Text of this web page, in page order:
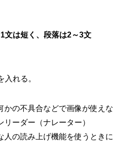
1文は短く、段落は2～3文
れる。
の不具合などで画像が使えな
ーダー（ナレーター）
の読み上げ機能を使うときに